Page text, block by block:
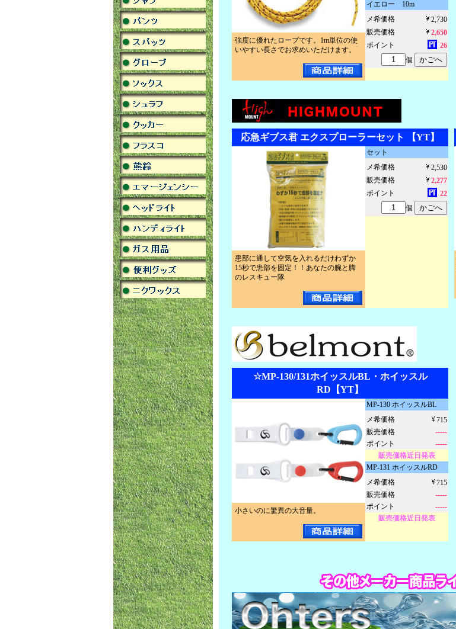
強度に優れたロープです。1m単位の使
いやすい長さでお求めいただけます。
イエロー 10m
メ希価格
2,730
販売価格
2,650
ポイント
26
個
応急ギブス君 エクスプローラーセット 【YT】
患部に通して空気を入れるだけわずか
15秒で患部を固定！！あなたの腕と脚
のレスキュー隊
セット
メ希価格
2,530
販売価格
2,277
ポイント
22
個
☆MP-130/131ホイッスルBL・ホイッスル
RD【YT】
小さいのに驚異の大音量。
MP-130 ホイッスルBL
メ希価格
715
販売価格
-----
ポイント
-----
販売価格近日発表
MP-131 ホイッスルRD
メ希価格
715
販売価格
-----
ポイント
-----
販売価格近日発表